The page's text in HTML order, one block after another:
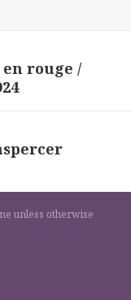
rouge /
unless otherwise